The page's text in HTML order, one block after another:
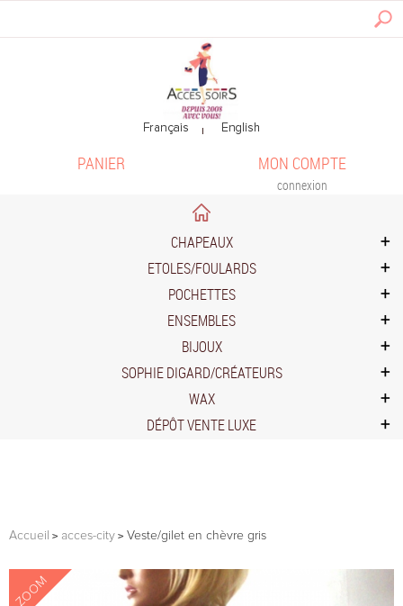
MON COMPTE
connexion
PANIER
CHAPEAUX
ETOLES/FOULARDS
POCHETTES
ENSEMBLES
BIJOUX
SOPHIE DIGARD/CRÉATEURS
WAX
DÉPÔT VENTE LUXE
Accueil acces-city Veste/gilet en chèvre gris
ZOOM